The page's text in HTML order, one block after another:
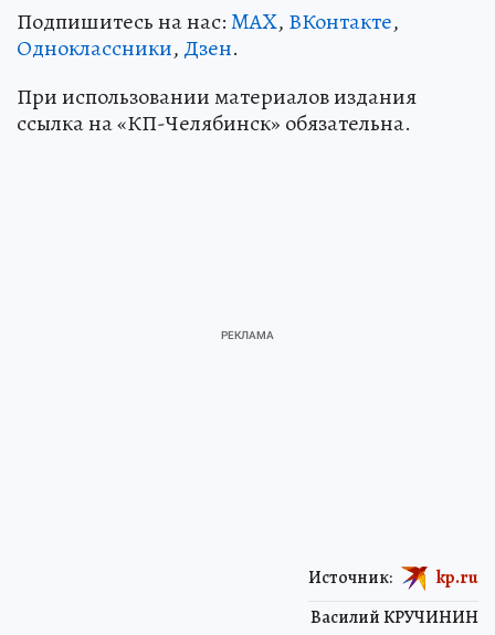
Подпишитесь на нас:MAX, ВКонтакте,
Одноклассники, Дзен.
При использовании материалов издания
ссылка на «КП-Челябинск» обязательна.
Василий КРУЧИНИН
Источник: kp.ru